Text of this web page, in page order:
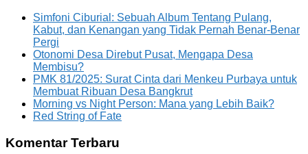
Simfoni Ciburial: Sebuah Album Tentang Pulang,
Kabut, dan Kenangan yang Tidak Pernah Benar-Benar
Pergi
Otonomi Desa Direbut Pusat, Mengapa Desa
Membisu?
PMK 81/2025: Surat Cinta dari Menkeu Purbaya untuk
Membuat Ribuan Desa Bangkrut
Morning vs Night Person: Mana yang Lebih Baik?
Red String of Fate
Komentar Terbaru